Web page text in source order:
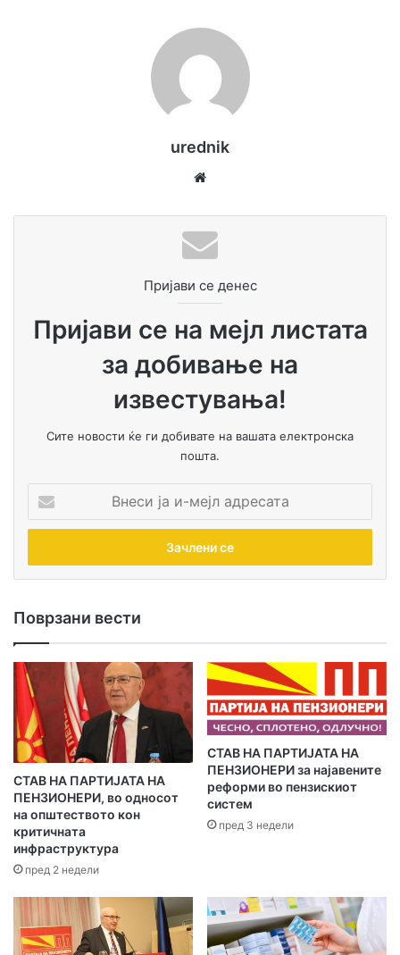
Соопштенија
urednik
te
Пријави се денес
Пријави се на мејл листата
за добивање на
известувања!
Сите новости ќе ги добивате на вашата електронска
пошта.
е
и
и
-
м
е
ј
л
а
д
р
е
с
а
т
а
Поврзани вести
СТАВ НА ПАРТИЈАТА НА
ПЕНЗИОНЕРИ, во односот
на општеството кон
критичната
инфраструктура
пред 2 недели
​СТАВ НА ПАРТИЈАТА НА
ПЕНЗИОНЕРИ за најавените
реформи во пензискиот
систем
пред 3 недели